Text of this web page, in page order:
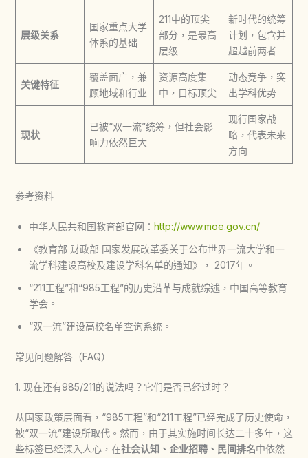
层级关系
国家重点大学
体系的基础
211中的顶尖
部分，是最高
层级
新时代的统筹
计划，包含并
超越前两者
关键特征
覆盖面广，兼
顾地域和行业
资源高度集
中，目标顶尖
动态竞争，突
出学科优势
现状
已被“双一流”统筹，但社会影
响力依然巨大
现行国家战
略，代表未来
方向
参考资料
中华人民共和国教育部官网： http://www.moe.gov.cn/
《教育部 财政部 国家发展改革委关于公布世界一流大学和一
流学科建设高校及建设学科名单的通知》， 2017年。
“211工程”和“985工程”的历史沿革与成就综述，中国高等教育
学会。
“双一流”建设高校名单查询系统。
常见问题解答（FAQ）
1. 现在还有985/211的说法吗？它们是否已经过时？
从国家政策层面看，“985工程”和“211工程”已经完成了历史使命，
被“双一流”建设所取代。然而，由于其实施时间长达二十多年，这
些标签已经深入人心，在社会认知、企业招聘、民间排名中依然